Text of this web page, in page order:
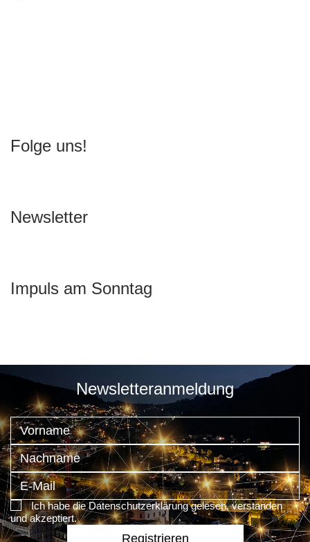
Folge uns!
Newsletter
Impuls am Sonntag
Newsletteranmeldung
Ich habe die Datenschutzerklärung gelesen, verstanden
und akzeptiert.